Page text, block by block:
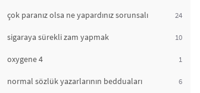
çok paranız olsa ne yapardınız sorunsalı 24
sigaraya sürekli zam yapmak 10
oxygene 4 1
normal sözlük yazarlarının bedduaları 6